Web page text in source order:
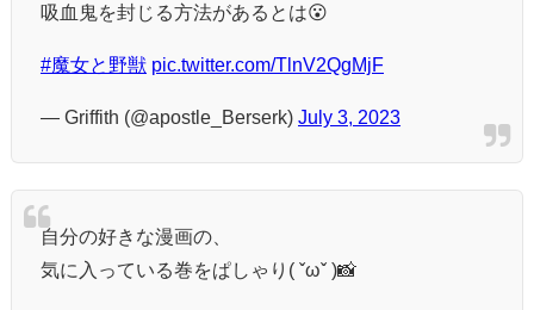
吸血鬼を封じる方法があるとは😮
#魔女と野獣 pic.twitter.com/TlnV2QgMjF
— Griffith (@apostle_Berserk) July 3, 2023
自分の好きな漫画の、
気に入っている巻をぱしゃり( ˇωˇ )📸